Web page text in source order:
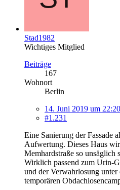
Stad1982
Wichtiges Mitglied
Beiträge
167
Wohnort
Berlin
14. Juni 2019 um 22:20
#1.231
Eine Sanierung der Fassade
Aufwertung. Dieses Haus
Memhardstraße so unsäglich
Wirklich passend zum Urin-
und der Verwahrlosung
temporären